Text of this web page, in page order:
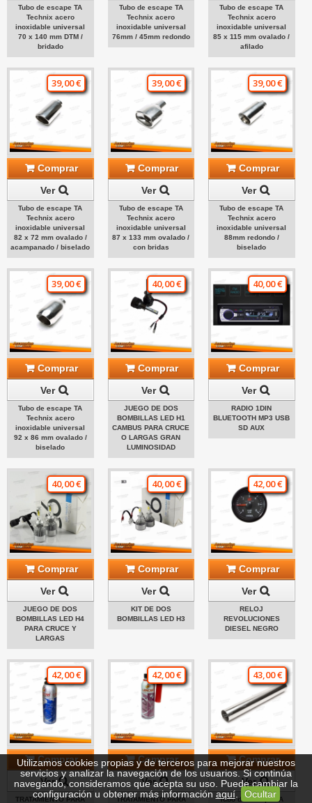
Tubo de escape TA
Technix acero
inoxidable universal
70 x 140 mm DTM /
bridado
Tubo de escape TA
Technix acero
inoxidable universal
76mm / 45mm redondo
Tubo de escape TA
Technix acero
inoxidable universal
85 x 115 mm ovalado /
afilado
39,00 €
Comprar
Ver
Tubo de escape TA
Technix acero
inoxidable universal
82 x 72 mm ovalado /
acampanado / biselado
39,00 €
Comprar
Ver
Tubo de escape TA
Technix acero
inoxidable universal
87 x 133 mm ovalado /
con bridas
39,00 €
Comprar
Ver
Tubo de escape TA
Technix acero
inoxidable universal
88mm redondo /
biselado
39,00 €
Comprar
Ver
Tubo de escape TA
Technix acero
inoxidable universal
92 x 86 mm ovalado /
biselado
40,00 €
Comprar
Ver
JUEGO DE DOS
BOMBILLAS LED H1
CAMBUS PARA CRUCE
O LARGAS GRAN
LUMINOSIDAD
40,00 €
Comprar
Ver
RADIO 1DIN
BLUETOOTH MP3 USB
SD AUX
40,00 €
Comprar
Ver
JUEGO DE DOS
BOMBILLAS LED H4
PARA CRUCE Y
LARGAS
40,00 €
Comprar
Ver
KIT DE DOS
BOMBILLAS LED H3
42,00 €
Comprar
Ver
RELOJ
REVOLUCIONES
DIESEL NEGRO
42,00 €
Comprar
Ver
TRATAMIENTO PARA
42,00 €
Comprar
Ver
TRATAMIENTO PARA
43,00 €
Comprar
Ver
Tubo de escape TA
Utilizamos cookies propias y de terceros para mejorar nuestros
servicios y analizar la navegación de los usuarios. Si continúa
navegando, consideramos que acepta su uso. Puede cambiar la
configuración u obtener más información aquí. Ocultar